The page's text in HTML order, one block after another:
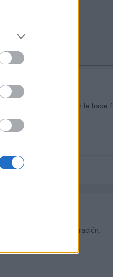
a lo mejor tambien le hace
los inyectores y la aspiración.